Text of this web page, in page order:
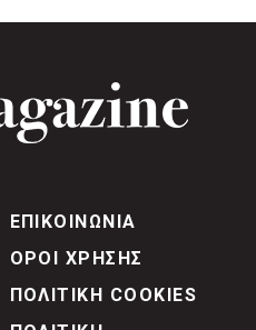
ΕΠΙΚΟΙΝΩΝΙΑ
ΟΡΟΙ ΧΡΗΣΗΣ
ΠΟΛΙΤΙΚΗ COOKIES